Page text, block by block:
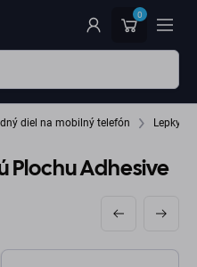
0
diel na mobilný telefón Lepky
Plochu Adhesive